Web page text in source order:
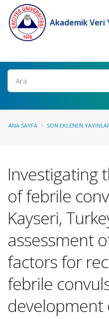
Akademik Veri
Ara
ANA SAYFA SON EKLENEN
Investigating
of febrile
Kayseri,
assessment
factors for
febrile
development